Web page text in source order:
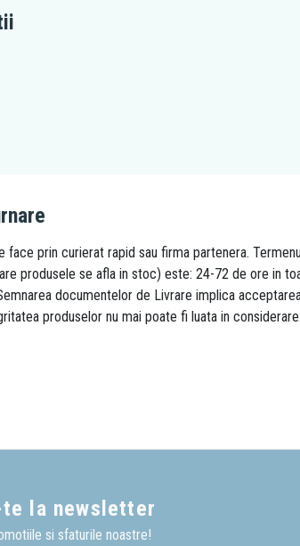
face prin curierat rapid sau firma partenera.
produsele se afla in stoc) este: 24-72 de ore in
documentelor de Livrare implica
produselor nu mai poate fi luata in
te la newsletter
si sfaturile noastre!